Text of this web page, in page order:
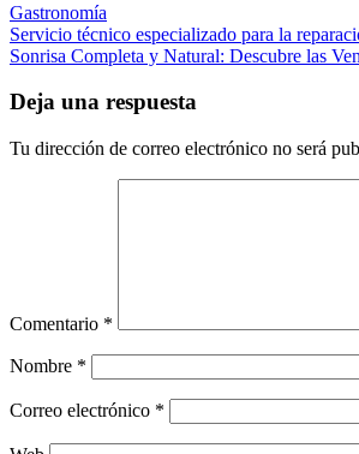
Gastronomía
Navegación
de
entradas
Servicio técnico especializado para la
Sonrisa Completa y Natural: Descubre las
Deja una respuesta
Tu dirección de correo electrónico no será
Comentario *
Nombre *
Correo electrónico *